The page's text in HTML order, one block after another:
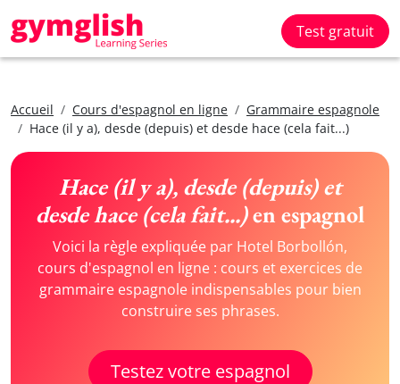
Test gratuit
Accueil Cours d'espagnol en ligne
Grammaire espagnole
Hace (il y a), desde (depuis) et desde hace (cela fait...)
Hace (il y a), desde (depuis) et
desde hace (cela fait...)en espagnol
Voici la règle expliquée par Hotel Borbollón,
cours d'espagnol en ligne : cours et exercices de
grammaire espagnole indispensables pour bien
construire ses phrases.
Testez votre espagnol